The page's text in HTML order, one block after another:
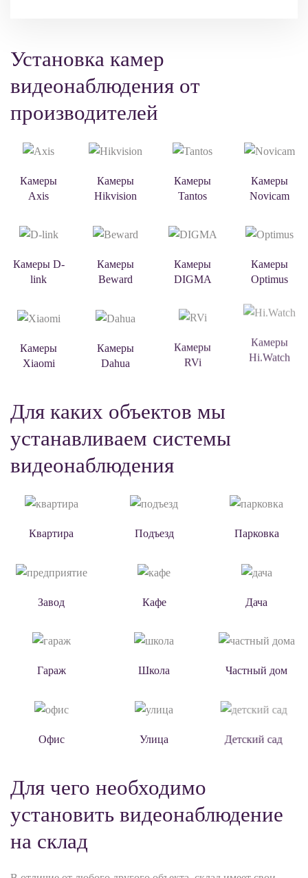
Установка камер
видеонаблюдения от
производителей
Камеры
Axis
Камеры
Hikvision
Камеры
Tantos
Камеры
Novicam
Камеры D-
link
Камеры
Beward
Камеры
DIGMA
Камеры
Optimus
Камеры
Xiaomi
Камеры
Dahua
Камеры
RVi
Камеры
Hi.Watch
Для каких объектов мы
устанавливаем системы
видеонаблюдения
Квартира Подъезд Парковка
Завод Кафе Дача
Гараж Школа Частный дом
Офис Улица Детский сад
Для чего необходимо
установить видеонаблюдение
на склад